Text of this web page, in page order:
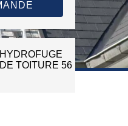
HYDROFUGE
DE TOITURE 56